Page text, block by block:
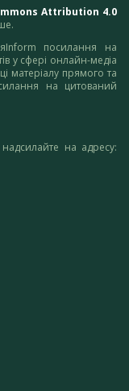
Attribution 4.0
посилання на
у сфері онлайн-медіа
матеріалу прямого та
на цитований
на адресу: